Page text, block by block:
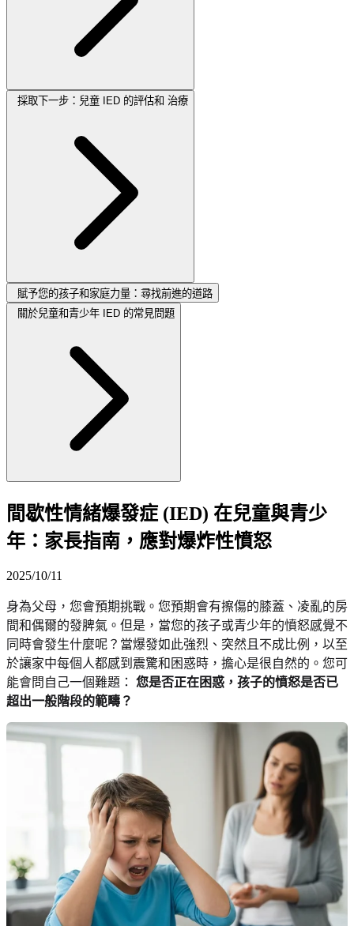
採取下一步：兒童 IED 的評估和 治療
賦予您的孩子和家庭力量：尋找前進的道路
關於兒童和青少年 IED 的常見問題
間歇性情緒爆發症 (IED) 在兒童與青少
年：家長指南，應對爆炸性憤怒
2025/10/11
身為父母，您會預期挑戰。您預期會有擦傷的膝蓋、凌亂的房
間和偶爾的發脾氣。但是，當您的孩子或青少年的憤怒感覺不
同時會發生什麼呢？當爆發如此強烈、突然且不成比例，以至
於讓家中每個人都感到震驚和困惑時，擔心是很自然的。您可
能會問自己一個難題： 您是否正在困惑，孩子的憤怒是否已
超出一般階段的範疇？